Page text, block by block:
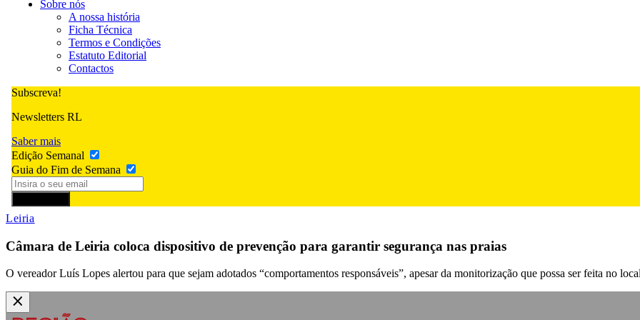
Sobre nós
A nossa história
Ficha Técnica
Termos e Condições
Estatuto Editorial
Contactos
Subscreva!
Newsletters RL
Saber mais
Edição Semanal
Guia do Fim de Semana
Leiria
Câmara de Leiria coloca dispositivo de prevenção para garantir segurança nas praias
O vereador Luís Lopes alertou para que sejam adotados “comportamentos responsáveis”, apesar da monitorização que possa ser feita no